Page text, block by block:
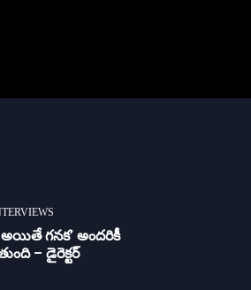
అయితే గ‌న‌క‌’ అందరికీ
– డైరెక్ట‌ర్